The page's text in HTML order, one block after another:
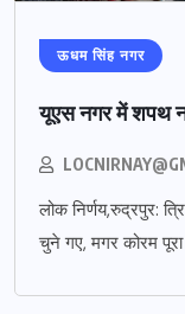
ऊधम सिंह नगर
यूएस नगर में शपथ
लोक निर्णय,रुद्रपुर:
चुने गए, मगर कोरम